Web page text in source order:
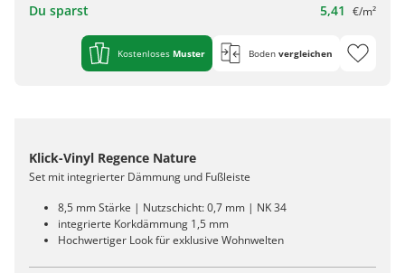
Du sparst 5,41 €/m²
Kostenloses Muster Boden vergleichen
Klick-Vinyl Regence Nature
Set mit integrierter Dämmung und Fußleiste
8,5 mm Stärke | Nutzschicht: 0,7 mm | NK 34
integrierte Korkdämmung 1,5 mm
Hochwertiger Look für exklusive Wohnwelten